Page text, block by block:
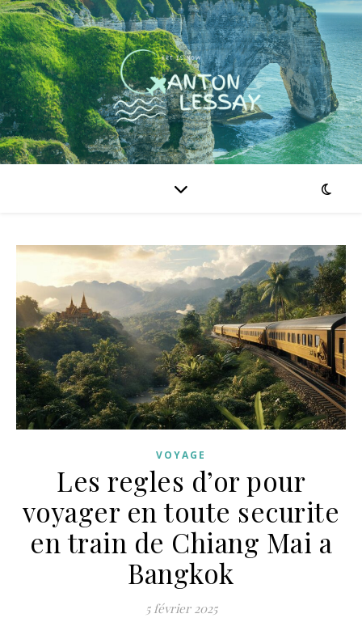
VOYAGE
Les regles d’or pour
voyager en toute securite
en train de Chiang Mai a
Bangkok
5 février 2025